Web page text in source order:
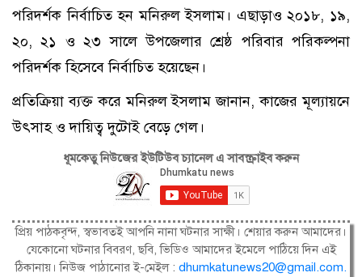
পরিদর্শক নির্বাচিত হন মনিরুল ইসলাম। এছাড়াও ২০১৮, ১৯,
২০, ২১ ও ২৩ সালে উপজেলার শ্রেষ্ঠ পরিবার পরিকল্পনা
পরিদর্শক হিসেবে নির্বাচিত হয়েছেন।
প্রতিক্রিয়া ব্যক্ত করে মনিরুল ইসলাম জানান, কাজের মূল্যায়নে
উৎসাহ ও দায়িত্ব দুটোই বেড়ে গেল।
ধূমকেতু নিউজের ইউটিউব চ্যানেল এ সাবস্ক্রাইব করুন
প্রিয় পাঠকবৃন্দ, স্বভাবতই আপনি নানা ঘটনার সাক্ষী। শেয়ার করুন আমাদের।
যেকোনো ঘটনার বিবরণ, ছবি, ভিডিও আমাদের ইমেলে পাঠিয়ে দিন এই
ঠিকানায়। নিউজ পাঠানোর ই-মেইল : dhumkatunews20@gmail.com.